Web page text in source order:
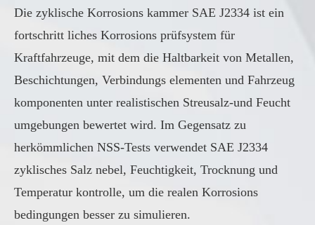
Die zyklische Korrosions kammer SAE J2334 ist ein
fortschritt liches Korrosions prüfsystem für
Kraftfahrzeuge, mit dem die Haltbarkeit von Metallen,
Beschichtungen, Verbindungs elementen und Fahrzeug
komponenten unter realistischen Streusalz-und Feucht
umgebungen bewertet wird. Im Gegensatz zu
herkömmlichen NSS-Tests verwendet SAE J2334
zyklisches Salz nebel, Feuchtigkeit, Trocknung und
Temperatur kontrolle, um die realen Korrosions
bedingungen besser zu simulieren.